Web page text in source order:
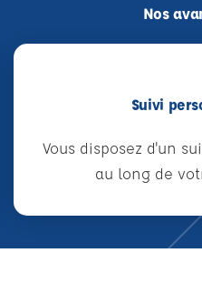
Nos
Suivi
Vous disposez d'un
au long de